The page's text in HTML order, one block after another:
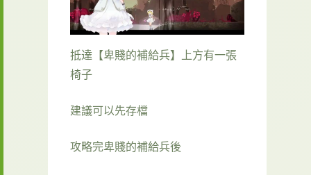
抵達【卑賤的補給兵】上方有一張
椅子
建議可以先存檔
攻略完卑賤的補給兵後